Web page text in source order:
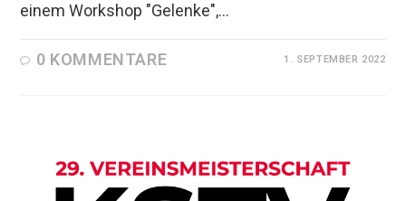
einem Workshop "Gelenke",…
0 KOMMENTARE 1. SEPTEMBER 2022